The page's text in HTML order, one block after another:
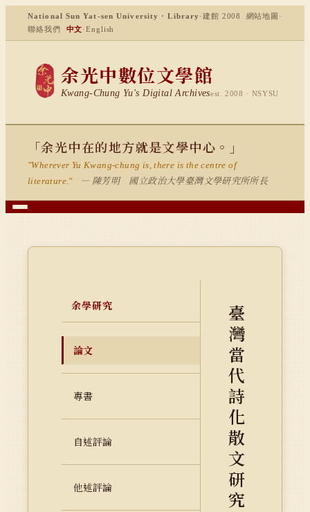
National Sun Yat-sen University · Library ·建館 2008 網站地圖 ·
聯絡我們
中文·English
余光中數位文學館
Kwang-Chung Yu's Digital Archivesest. 2008 · NSYSU
「余光中在的地方就是文學中心。」
"Wherever Yu Kwang-chung is, there is the centre of
literature."
— 陳芳明 國立政治大學臺灣文學研究所所長
余學研究
論文
專書
自述評論
他述評論
臺
灣
當
代
詩
化
散
文
研
究